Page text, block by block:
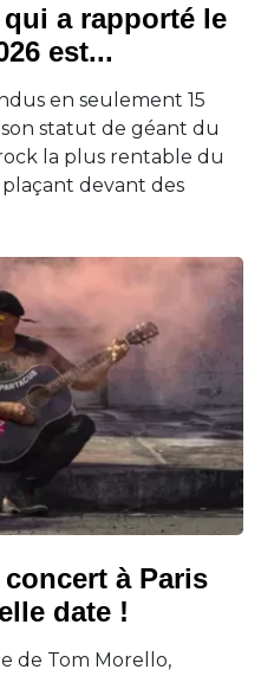
a rapporté le
est...
en seulement 15
statut de géant du
la plus rentable du
devant des
à Paris
date !
de Tom Morello,